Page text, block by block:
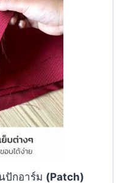
ปักอาร์ม (Patch)